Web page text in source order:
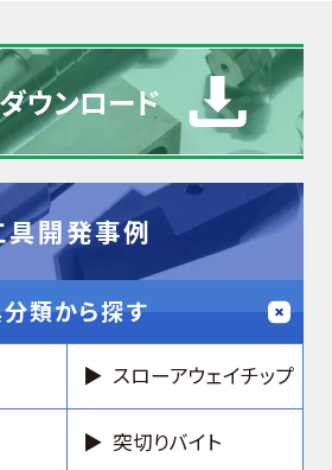
ウンロード
具開発事例
類から探す
スローアウェイチップ
突切りバイト